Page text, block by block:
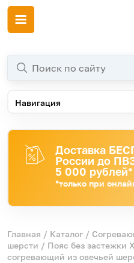
Навигация
Доставка
России до
5 000 рублей*
*только при
Главная / Каталог /
шерсти / Пояс без застежки
согревающий из овечьей